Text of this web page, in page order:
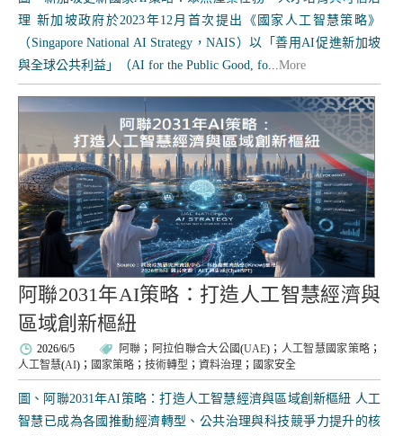
理 新加坡政府於2023年12月首次提出《國家人工智慧策略》
（Singapore National AI Strategy，NAIS）以「善用AI促進新加坡
與全球公共利益」（AI for the Public Good, fo...More
阿聯2031年AI策略：打造人工智慧經濟與
區域創新樞紐
2026/6/5 阿聯 ； 阿拉伯聯合大公國(UAE)； 人工智慧國家策略 ；
人工智慧(AI)； 國家策略 ； 技術轉型 ； 資料治理 ； 國家安全
圖、阿聯2031年AI策略：打造人工智慧經濟與區域創新樞紐 人工
智慧已成為各國推動經濟轉型、公共治理與科技競爭力提升的核